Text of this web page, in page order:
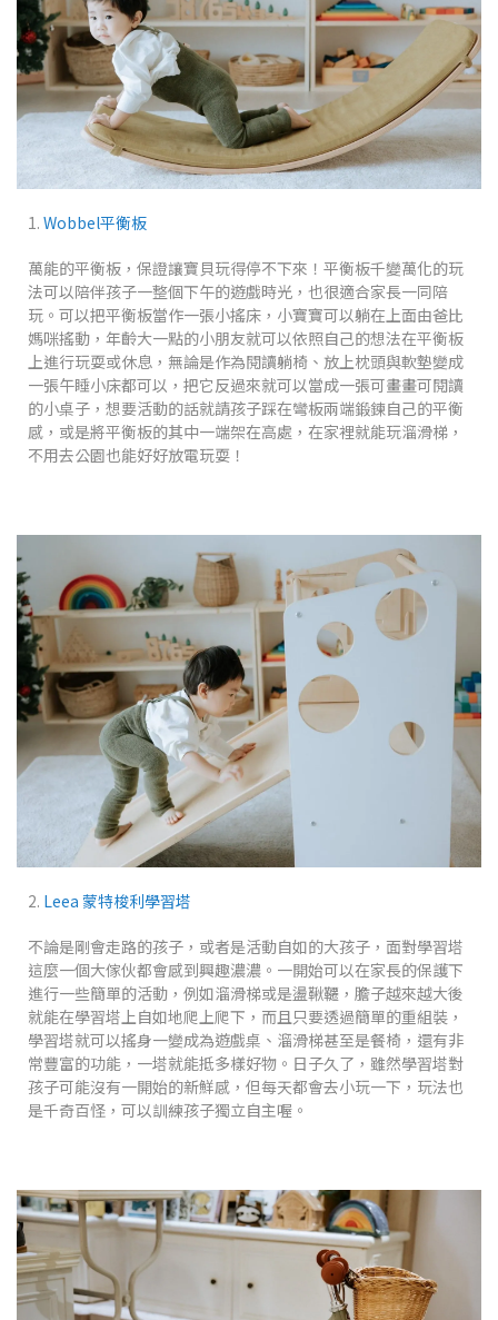
1. Wobbel平衡板
萬能的平衡板，保證讓寶貝玩得停不下來！平衡板千變萬化的玩
法可以陪伴孩子一整個下午的遊戲時光，也很適合家長一同陪
玩。可以把平衡板當作一張小搖床，小寶寶可以躺在上面由爸比
媽咪搖動，年齡大一點的小朋友就可以依照自己的想法在平衡板
上進行玩耍或休息，無論是作為閱讀躺椅、放上枕頭與軟墊變成
一張午睡小床都可以，把它反過來就可以當成一張可畫畫可閱讀
的小桌子，想要活動的話就請孩子踩在彎板兩端鍛鍊自己的平衡
感，或是將平衡板的其中一端架在高處，在家裡就能玩溜滑梯，
不用去公園也能好好放電玩耍！
2. Leea 蒙特梭利學習塔
不論是剛會走路的孩子，或者是活動自如的大孩子，面對學習塔
這麼一個大傢伙都會感到興趣濃濃。一開始可以在家長的保護下
進行一些簡單的活動，例如溜滑梯或是盪鞦韆，膽子越來越大後
就能在學習塔上自如地爬上爬下，而且只要透過簡單的重組裝，
學習塔就可以搖身一變成為遊戲桌、溜滑梯甚至是餐椅，還有非
常豐富的功能，一塔就能抵多樣好物。日子久了，雖然學習塔對
孩子可能沒有一開始的新鮮感，但每天都會去小玩一下，玩法也
是千奇百怪，可以訓練孩子獨立自主喔。